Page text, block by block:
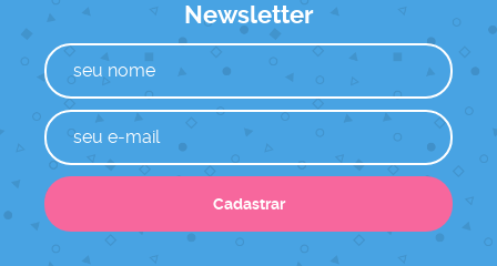
Newsletter
Cadastrar